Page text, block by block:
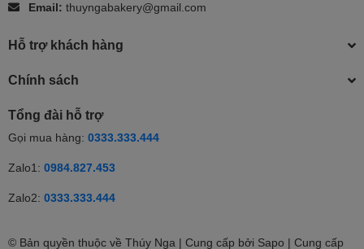
Email: thuyngabakery@gmail.com
Hỗ trợ khách hàng
Chính sách
Tổng đài hỗ trợ
Gọi mua hàng: 0333.333.444
Zalo1: 0984.827.453
Zalo2: 0333.333.444
© Bản quyền thuộc về Thúy Nga | Cung cấp bởi Sapo | Cung cấp